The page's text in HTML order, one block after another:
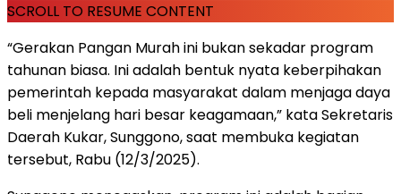
SCROLL TO RESUME CONTENT
“Gerakan Pangan Murah ini bukan sekadar program
tahunan biasa. Ini adalah bentuk nyata keberpihakan
pemerintah kepada masyarakat dalam menjaga daya
beli menjelang hari besar keagamaan,” kata Sekretaris
Daerah Kukar, Sunggono, saat membuka kegiatan
tersebut, Rabu (12/3/2025).